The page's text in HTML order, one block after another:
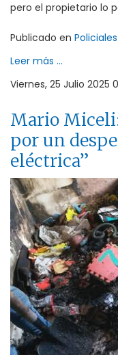
pero el propietario lo
Publicado en Policiales
Leer más ...
Viernes, 25 Julio 2025
Mario
por un
eléctrica”